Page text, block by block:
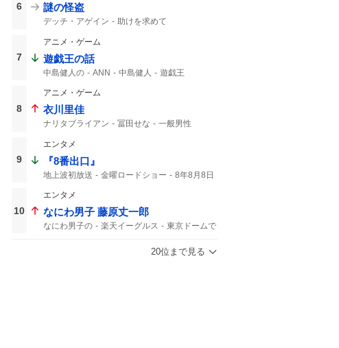
6 謎の怪盗
デッチ・アゲイン
助けを求めて
8時30分から
7
アニメ・ゲーム
遊戯王の話
中島健人の ANN 中島健人 遊戯王
8
アニメ・ゲーム
衣川里佳
ナリタブライアン 冨田せな
一般男性
9
エンタメ
『8番出口』
地上波初放送 金曜ロードショー
8年8月8日
映画8番出口
10
エンタメ
なにわ男子 藤原丈一郎
なにわ男子の 楽天イーグルス 東京ドームで
20位まで見る